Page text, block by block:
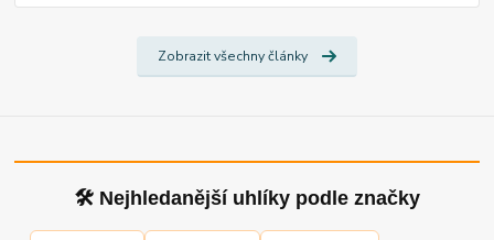
Zobrazit všechny články
🛠 Nejhledanější uhlíky podle značky